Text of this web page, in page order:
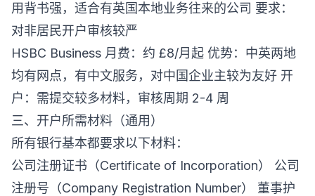
用背书强，适合有英国本地业务往来的公司 要求：
对非居民开户审核较严
HSBC Business 月费：约 £8/月起 优势：中英两地
均有网点，有中文服务，对中国企业主较为友好 开
户：需提交较多材料，审核周期 2-4 周
三、开户所需材料（通用）
所有银行基本都要求以下材料：
公司注册证书（Certificate of Incorporation） 公司
注册号（Company Registration Number） 董事护